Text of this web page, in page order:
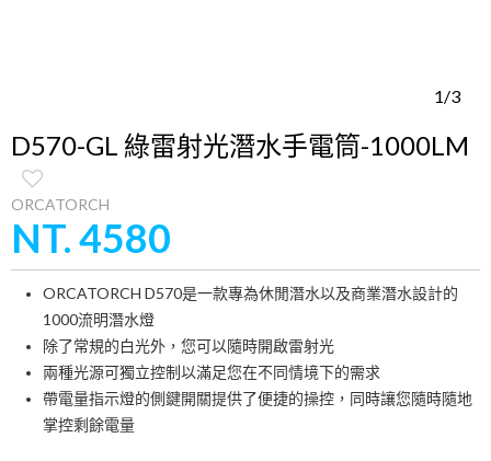
1/3
D570-GL 綠雷射光潛水手電筒-1000LM
ORCATORCH
NT. 4580
ORCATORCH D570是一款專為休閒潛水以及商業潛水設計的
1000流明潛水燈
除了常規的白光外，您可以隨時開啟雷射光
兩種光源可獨立控制以滿足您在不同情境下的需求
帶電量指示燈的側鍵開關提供了便捷的操控，同時讓您隨時隨地
掌控剩餘電量